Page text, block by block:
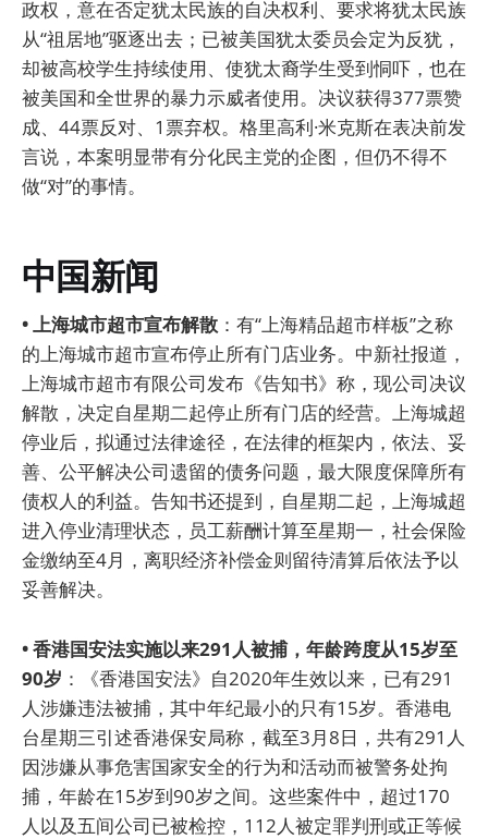
政权，意在否定犹太民族的自决权利、要求将犹太民族
从“祖居地”驱逐出去；已被美国犹太委员会定为反犹，
却被高校学生持续使用、使犹太裔学生受到恫吓，也在
被美国和全世界的暴力示威者使用。决议获得377票赞
成、44票反对、1票弃权。格里高利·米克斯在表决前发
言说，本案明显带有分化民主党的企图，但仍不得不
做“对”的事情。
中国新闻
• 上海城市超市宣布解散 ：有“上海精品超市样板”之称
的上海城市超市宣布停止所有门店业务。中新社报道，
上海城市超市有限公司发布《告知书》称，现公司决议
解散，决定自星期二起停止所有门店的经营。上海城超
停业后，拟通过法律途径，在法律的框架内，依法、妥
善、公平解决公司遗留的债务问题，最大限度保障所有
债权人的利益。告知书还提到，自星期二起，上海城超
进入停业清理状态，员工薪酬计算至星期一，社会保险
金缴纳至4月，离职经济补偿金则留待清算后依法予以
妥善解决。
• 香港国安法实施以来291人被捕，年龄跨度从15岁至
90岁 ：《香港国安法》自2020年生效以来，已有291
人涉嫌违法被捕，其中年纪最小的只有15岁。香港电
台星期三引述香港保安局称，截至3月8日，共有291人
因涉嫌从事危害国家安全的行为和活动而被警务处拘
捕，年龄在15岁到90岁之间。这些案件中，超过170
人以及五间公司已被检控，112人被定罪判刑或正等候